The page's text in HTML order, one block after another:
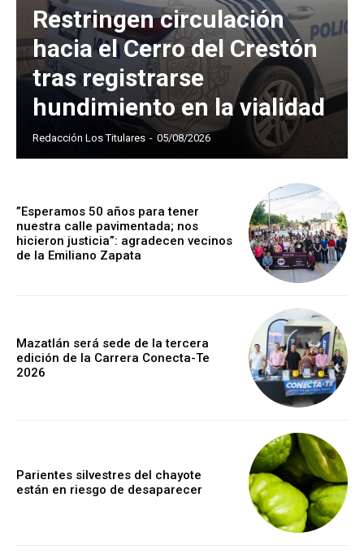
Restringen circulación
hacia el Cerro del Crestón
tras registrarse
hundimiento en la vialidad
Redacción Los Titulares - 05/08/2026
”Esperamos 50 años para tener
nuestra calle pavimentada; nos
hicieron justicia”: agradecen vecinos
de la Emiliano Zapata
Mazatlán será sede de la tercera
edición de la Carrera Conecta-Te
2026
Parientes silvestres del chayote
están en riesgo de desaparecer